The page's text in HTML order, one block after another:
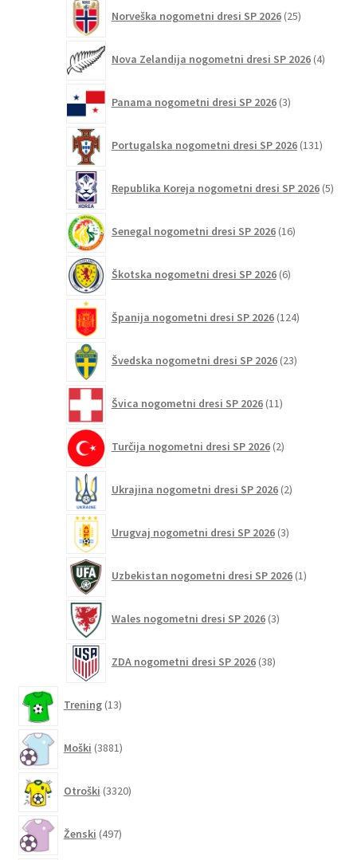
Norveška nogometni dresi SP 2026 25izdelkov
Nova Zelandija nogometni dresi SP 2026 4izdelki
Panama nogometni dresi SP 2026 3izdelki
Portugalska nogometni dresi SP 2026 131
Republika Koreja nogometni dresi SP 2026 5
Senegal nogometni dresi SP 2026 16izdelkov
Škotska nogometni dresi SP 2026 6izdelkov
Španija nogometni dresi SP 2026 124izdelkov
Švedska nogometni dresi SP 2026 23izdelkov
Švica nogometni dresi SP 2026 11izdelkov
Turčija nogometni dresi SP 2026 2izdelka
Ukrajina nogometni dresi SP 2026 2izdelka
Urugvaj nogometni dresi SP 2026 3izdelki
Uzbekistan nogometni dresi SP 2026 1izdelek
Wales nogometni dresi SP 2026 3izdelki
ZDA nogometni dresi SP 2026 38izdelkov
Trening 13izdelkov
Moški 3881izdelkov
Otroški 3320izdelkov
Ženski 497izdelkov